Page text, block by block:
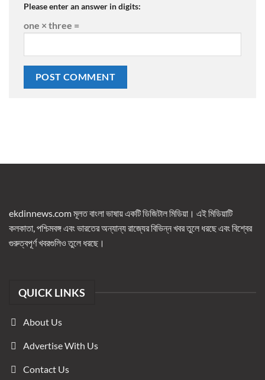
Please enter an answer in digits:
one × three =
ekdinnews.com মূলত বাংলা ভাষায় একটি ডিজিটাল মিডিয়া। এই মিডিয়াটি
কলকাতা, পশ্চিমবঙ্গ এবং ভারতের অন্যান্য রাজ্যের বিভিন্ন খবর তুলে ধরছে এবং বিশ্বের
গুরুত্বপূর্ণ খবরগুলিও তুলে ধরছে।
QUICK LINKS
About Us
Advertise With Us
Contact Us